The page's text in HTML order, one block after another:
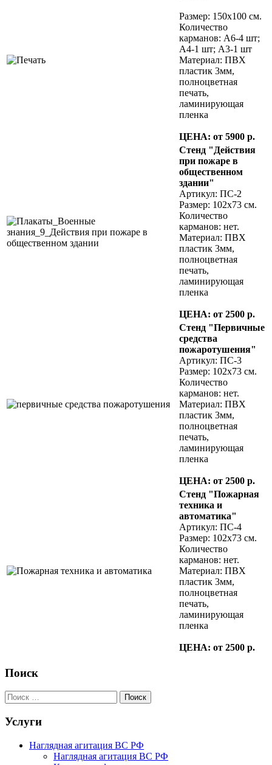
Размер: 150х100 см.
Количество
карманов: А6-4 шт;
А4-1 шт; А3-1 шт
Материал: ПВХ
пластик 3мм,
полноцветная
печать,
ламинирующая
пленка
ЦЕНА: от 5900 р.
Стенд "Действия
при пожаре в
общественном
здании"
Артикул: ПС-2
Размер: 102х73 см.
Количество
карманов: нет.
Материал: ПВХ
пластик 3мм,
полноцветная
печать,
ламинирующая
пленка
ЦЕНА: от 2500 р.
Стенд "Первичные
средства
пожаротушения"
Артикул: ПС-3
Размер: 102х73 см.
Количество
карманов: нет.
Материал: ПВХ
пластик 3мм,
полноцветная
печать,
ламинирующая
пленка
ЦЕНА: от 2500 р.
Стенд "Пожарная
техника и
автоматика"
Артикул: ПС-4
Размер: 102х73 см.
Количество
карманов: нет.
Материал: ПВХ
пластик 3мм,
полноцветная
печать,
ламинирующая
пленка
ЦЕНА: от 2500 р.
Поиск
Услуги
Наглядная агитация ВС РФ
Наглядная агитация ВС РФ